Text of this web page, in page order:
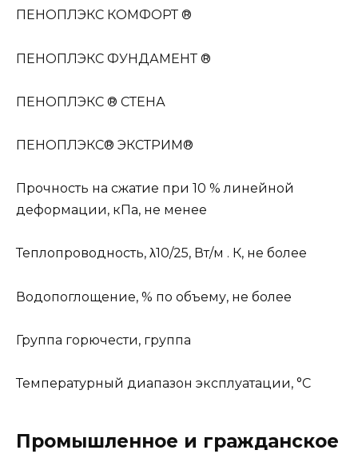
ПЕНОПЛЭКС КОМФОРТ ®
ПЕНОПЛЭКС ФУНДАМЕНТ ®
ПЕНОПЛЭКС ® СТЕНА
ПЕНОПЛЭКС® ЭКСТРИМ®
Прочность на сжатие при 10 % линейной
деформации, кПа, не менее
Теплопроводность, λ10/25, Вт/м . К, не более
Водопоглощение, % по объему, не более
Группа горючести, группа
Температурный диапазон эксплуатации, °С
Промышленное и гражданское